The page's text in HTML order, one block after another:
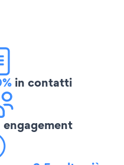
in contatti
engagement